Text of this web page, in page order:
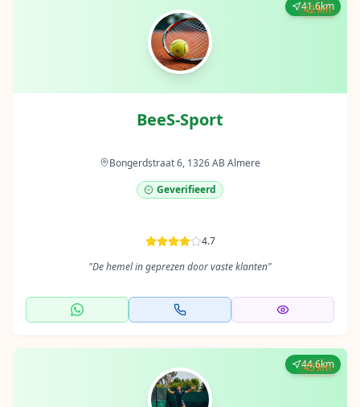
41.6km
BeeS-Sport
Bongerdstraat 6, 1326 AB Almere
Geverifieerd
4.7
"De hemel in geprezen door vaste klanten"
42 km
44.6km
45 km